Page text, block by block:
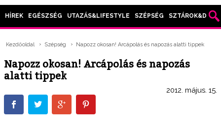
HÍREK EGÉSZSÉG UTAZÁS&LIFESTYLE SZÉPSÉG SZTÁROK&DIVAT
Kezdőoldal Szépség Napozz okosan! Arcápolás és napozás alatti tippek
Napozz okosan! Arcápolás és napozás
alatti tippek
2012. május. 15.